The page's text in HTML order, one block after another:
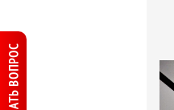
ЗАДАТЬ ВОПРОС